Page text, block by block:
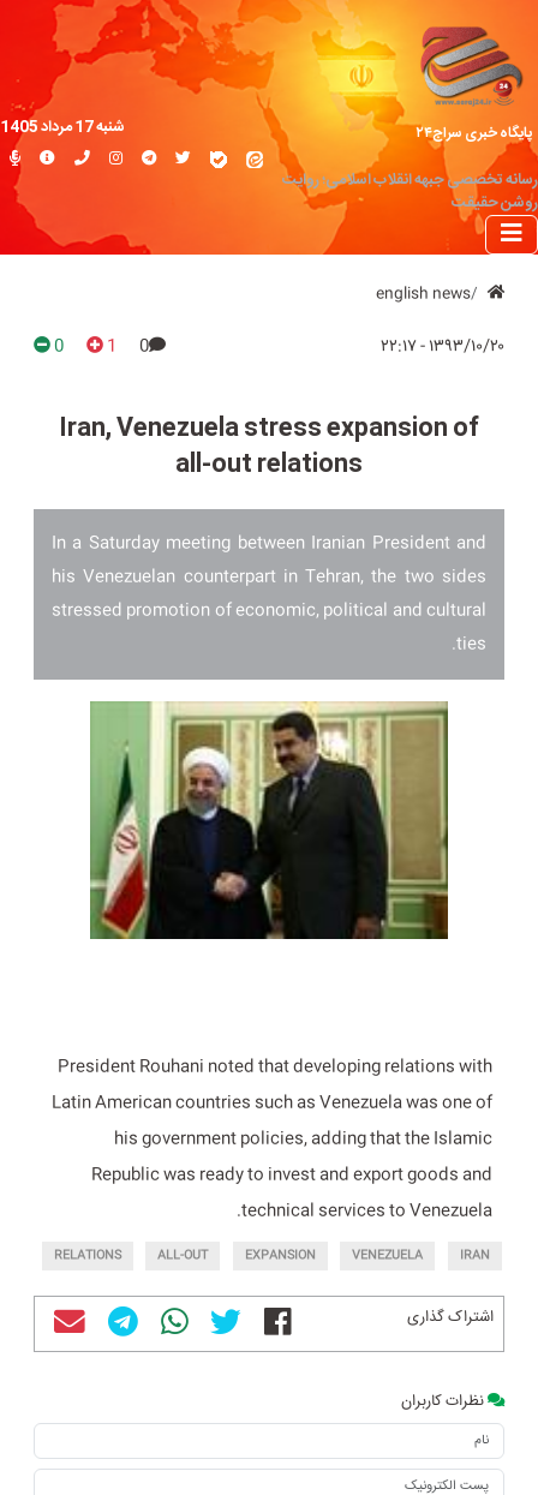
پایگاه خبری سراج۲۴
رسانه تخصصی جبهه انقلاب اسلامی؛ روایت
روشن حقیقت
شنبه 17 مرداد 1405
english news
۱۳۹۳/۱۰/۲۰ - ۲۲:۱۷ 0
1
0
Iran, Venezuela stress expansion of
all-out relations
In a Saturday meeting between Iranian President and
his Venezuelan counterpart in Tehran, the two sides
stressed promotion of economic, political and cultural
ties.
President Rouhani noted that developing relations with
Latin American countries such as Venezuela was one of
his government policies, adding that the Islamic
Republic was ready to invest and export goods and
technical services to Venezuela.
IRAN
VENEZUELA
EXPANSION
ALL-OUT
RELATIONS
اشتراک گذاری
نظرات کاربران